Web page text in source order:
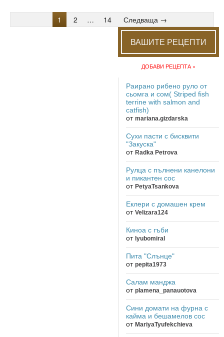
1 2 … 14 Следваща →
ВАШИТЕ РЕЦЕПТИ
ДОБАВИ РЕЦЕПТА »
Раирано рибено руло от
сьомга и сом( Striped fish
terrine with salmon and
catfish)
от mariana.gizdarska
Сухи пасти с бисквити
"Закуска"
от Radka Petrova
Рулца с пълнени канелони
и пикантен сос
от PetyaTsankova
Еклери с домашен крем
от Velizara124
Киноа с гъби
от lyubomiral
Пита "Слънце"
от pepita1973
Салам манджа
от plamena_panauotova
Сини домати на фурна с
кайма и бешамелов сос
от MariyaTyufekchieva